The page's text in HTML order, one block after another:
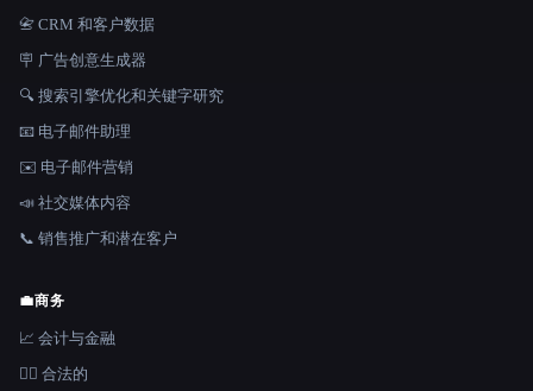
📇 CRM 和客户数据
🪧 广告创意生成器
🔍 搜索引擎优化和关键字研究
📧 电子邮件助理
✉️ 电子邮件营销
📣 社交媒体内容
📞 销售推广和潜在客户
💼商务
📈 会计与金融
👩‍⚖️ 合法的